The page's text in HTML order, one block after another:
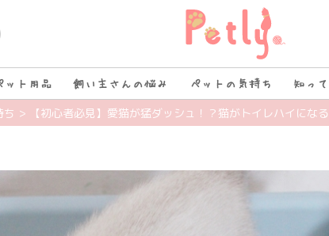
ット用品 飼い主さんの悩み ペットの気持ち 知っ
ち > 【初心者必見】愛猫が猛ダッシュ！？猫がトイレハイにな